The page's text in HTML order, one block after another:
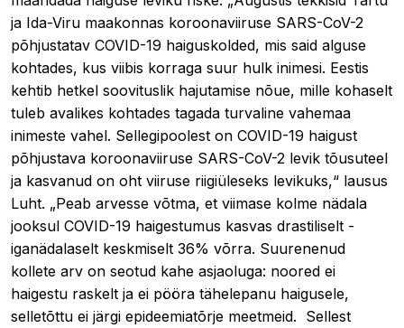
ja Ida-Viru maakonnas koroonaviiruse SARS-CoV-2
põhjustatav COVID-19 haiguskolded, mis said alguse
kohtades, kus viibis korraga suur hulk inimesi. Eestis
kehtib hetkel soovituslik hajutamise nõue, mille kohaselt
tuleb avalikes kohtades tagada turvaline vahemaa
inimeste vahel. Sellegipoolest on COVID-19 haigust
põhjustava koroonaviiruse SARS-CoV-2 levik tõusuteel
ja kasvanud on oht viiruse riigiüleseks levikuks,“ lausus
Luht. „Peab arvesse võtma, et viimase kolme nädala
jooksul COVID-19 haigestumus kasvas drastiliselt -
iganädalaselt keskmiselt 36% võrra. Suurenenud
kollete arv on seotud kahe asjaoluga: noored ei
haigestu raskelt ja ei pööra tähelepanu haigusele,
selletõttu ei järgi epideemiatõrje meetmeid. Sellest